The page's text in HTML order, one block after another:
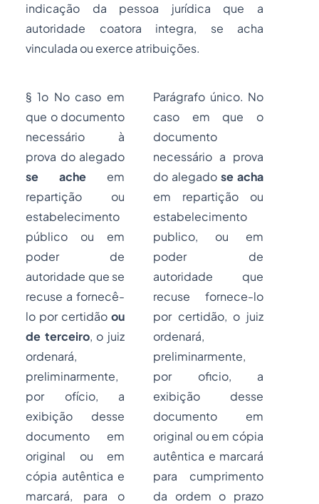
indicação da pessoa jurídica que a
autoridade coatora integra, se acha
vinculada ou exerce atribuições.
§ 1o No caso em
que o documento
necessário à
prova do alegado
se ache em
repartição ou
estabelecimento
público ou em
poder de
autoridade que se
recuse a fornecê-
lo por certidão ou
de terceiro, o juiz
ordenará,
preliminarmente,
por ofício, a
exibição desse
documento em
original ou em
cópia autêntica e
marcará, para o
Parágrafo único. No
caso em que o
documento
necessário a prova
do alegado se acha
em repartição ou
estabelecimento
publico, ou em
poder de
autoridade que
recuse fornece-lo
por certidão, o juiz
ordenará,
preliminarmente,
por oficio, a
exibição desse
documento em
original ou em cópia
autêntica e marcará
para cumprimento
da ordem o prazo